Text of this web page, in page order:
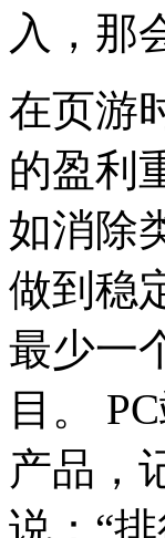
入，那
在页游
的盈利
如消除
做到稳
最少一
目。
产品，